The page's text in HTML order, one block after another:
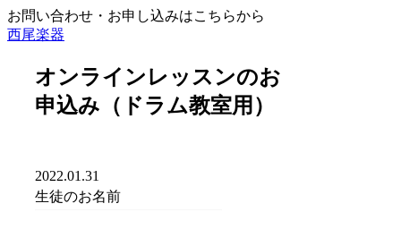
お問い合わせ・お申し込みはこちらから
西尾楽器
オンラインレッスンのお
申込み（ドラム教室用）
2022.01.31
生徒のお名前